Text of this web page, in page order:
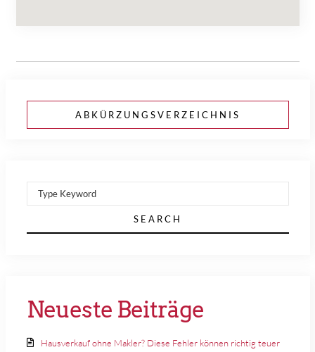
ABKÜRZUNGSVERZEICHNIS
SEARCH
Neueste Beiträge
Hausverkauf ohne Makler? Diese Fehler können richtig teuer